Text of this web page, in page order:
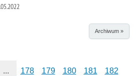
Archiwum »
... 178 179 180 181 182